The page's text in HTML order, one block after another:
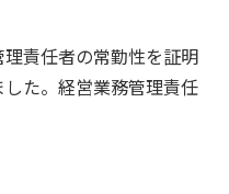
責任者の常勤性を証明
た。経営業務管理責任